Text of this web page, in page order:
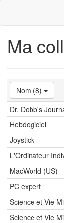
Ma
Nom (8)
Dr. Dobb's
Hebdogiciel
Joystick
L'Ordinateur
MacWorld (US)
PC expert
Science et Vie
Science et Vie